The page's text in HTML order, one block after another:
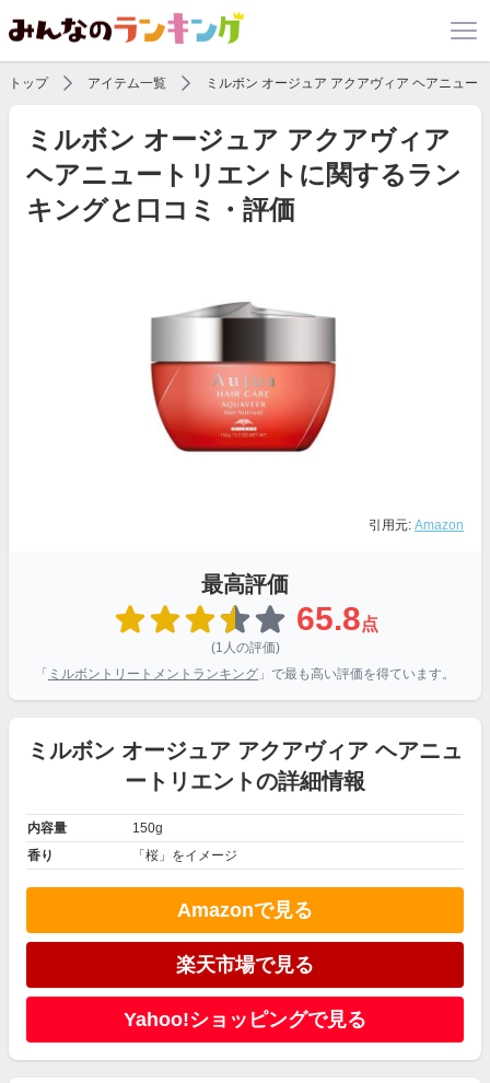
トップ アイテム一覧 ミルボン オージュア アクアヴィア ヘアニュー
ミルボン オージュア アクアヴィア
ヘアニュートリエントに関するラン
キングと口コミ・評価
引用元: Amazon
最高評価
65.8点
(1人の評価)
「 ミルボントリートメントランキング 」で最も高い評価を得ています。
ミルボン オージュア アクアヴィア ヘアニュ
ートリエントの詳細情報
内容量
150g
香り
「桜」をイメージ
Amazonで見る
楽天市場で見る
Yahoo!ショッピングで見る